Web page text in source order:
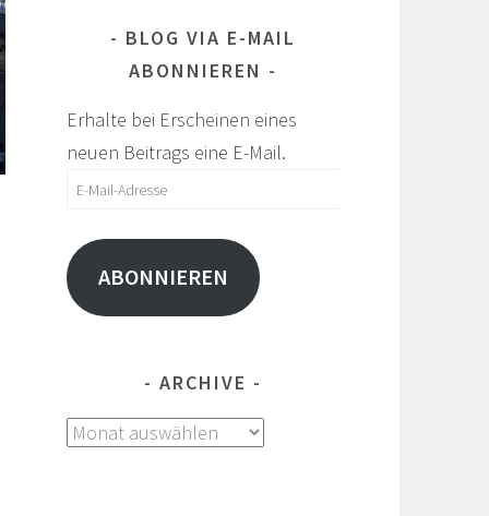
BLOG VIA E-MAIL
ABONNIEREN
Erhalte bei Erscheinen eines
neuen Beitrags eine E-Mail.
E-
Adresse
ABONNIEREN
ARCHIVE
Archive